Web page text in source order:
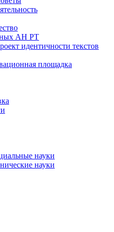
АН РТ
идентичности текстов
площадка
науки
науки